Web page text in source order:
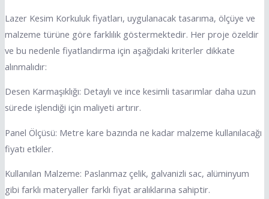
Lazer Kesim Korkuluk fiyatları, uygulanacak tasarıma, ölçüye ve
malzeme türüne göre farklılık göstermektedir. Her proje özeldir
ve bu nedenle fiyatlandırma için aşağıdaki kriterler dikkate
alınmalıdır:
Desen Karmaşıklığı: Detaylı ve ince kesimli tasarımlar daha uzun
sürede işlendiği için maliyeti artırır.
Panel Ölçüsü: Metre kare bazında ne kadar malzeme kullanılacağı
fiyatı etkiler.
Kullanılan Malzeme: Paslanmaz çelik, galvanizli sac, alüminyum
gibi farklı materyaller farklı fiyat aralıklarına sahiptir.